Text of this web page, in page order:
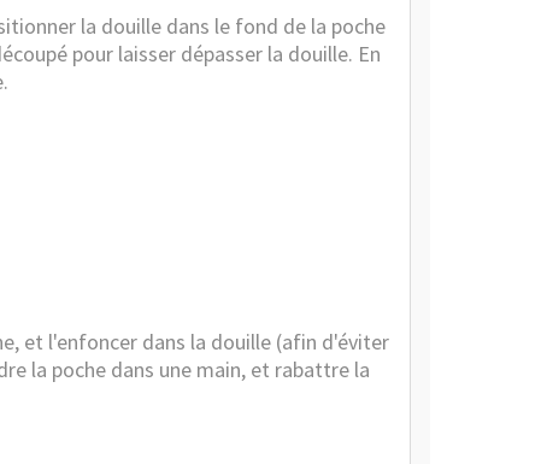
la douille dans le fond de la poche
pour laisser dépasser la douille. En
et l'enfoncer dans la douille (afin d'éviter
la poche dans une main, et rabattre la